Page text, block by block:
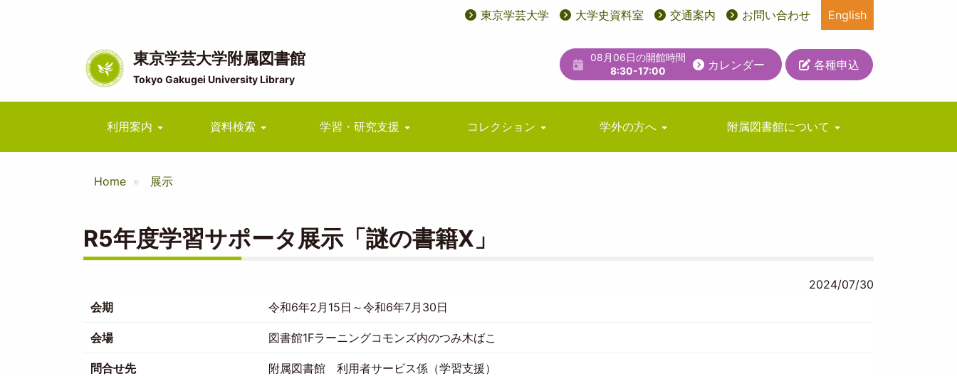
ン
移
User
ユ
ィ
リ
テ
ニ
ュ
東京学芸大学 大学史資料室 交通案内 お問い合わせ English
東京学芸大学附属図書館
Tokyo Gakugei University Library
08月06日の開館時間
8:30-17:00
カレンダー 各種申込
Main
navigation
利用案内 資料検索 学習・研究支援 コレクション 学外の方へ 附属図書館について
Home 展示
R5年度学習サポータ展示「謎の書籍X」
2024/07/30
会期
令和6年2月15日～令和6年7月30日
会場 図書館1Fラーニングコモンズ内のつみ木ばこ
問合せ先 附属図書館 利用者サービス係（学習支援）